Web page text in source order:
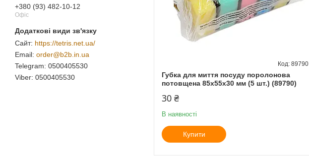
+380 (93) 482-10-12
Офіс
https://tetris.net.ua/
order@b2b.in.ua
0500405530
0500405530
Губка для миття посуду поролонова
потовщена 85х55х30 мм (5 шт.) (89790)
89790
30 ₴
В наявності
Купити